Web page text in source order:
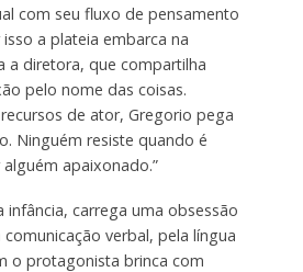
com seu fluxo de pensamento
a plateia embarca na
a diretora, que compartilha
pelo nome das coisas.
recursos de ator, Gregorio pega
Ninguém resiste quando é
apaixonado.”
infância, carrega uma obsessão
verbal, pela língua
o protagonista brinca com